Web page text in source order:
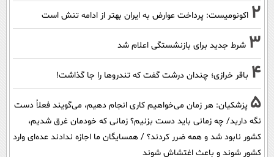
2 اکونومیست: پرداخت عوارض به ایران بهتر از ادامه تنش است
3 شرط جدید برای بازنشستگی اعلام شد
4 باقر خرازی؛ چندان درشت گفت که تندروها را جا گذاشت!
5 پزشکیان: هر زمان می‌خواهیم کاری انجام دهیم، می‌گویند فعلاً دست
نگه دارید/ چه زمانی باید دست بزنیم؟ زمانی که خودمان غرق شدیم،
کشور نابود شد و همه ضرر کردند؟ / همسایگان ما اجازه ندادند عده‌ای وارد
کشور شوند و باعث اغتشاش شوند